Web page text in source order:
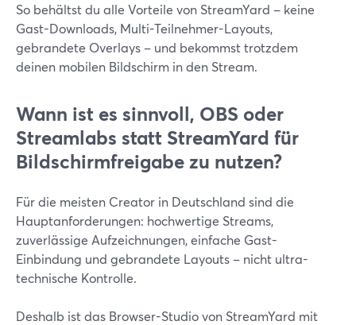
So behältst du alle Vorteile von StreamYard – keine
Gast-Downloads, Multi-Teilnehmer-Layouts,
gebrandete Overlays – und bekommst trotzdem
deinen mobilen Bildschirm in den Stream.
Wann ist es sinnvoll, OBS oder
Streamlabs statt StreamYard für
Bildschirmfreigabe zu nutzen?
Für die meisten Creator in Deutschland sind die
Hauptanforderungen: hochwertige Streams,
zuverlässige Aufzeichnungen, einfache Gast-
Einbindung und gebrandete Layouts – nicht ultra-
technische Kontrolle.
Deshalb ist das Browser-Studio von StreamYard mit